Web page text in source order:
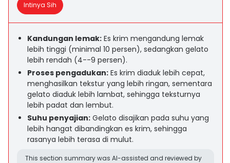
Intinya Sih
Kandungan lemak: Es krim mengandung lemak
lebih tinggi (minimal 10 persen), sedangkan gelato
lebih rendah (4--9 persen).
Proses pengadukan: Es krim diaduk lebih cepat,
menghasilkan tekstur yang lebih ringan, sementara
gelato diaduk lebih lambat, sehingga teksturnya
lebih padat dan lembut.
Suhu penyajian: Gelato disajikan pada suhu yang
lebih hangat dibandingkan es krim, sehingga
rasanya lebih terasa di mulut.
This section summary was AI-assisted and reviewed by